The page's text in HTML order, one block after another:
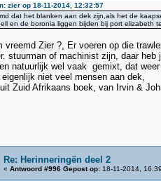
zier op 18-11-2014, 12:32:57
dat het blanken aan dek zijn,als het de
en de boronia liggen bijden bij port elizabeth
vreemd Zier ?, Er voeren op die
stuurman of machinist zijn, daar
natuurlijk wel vaak gemixt, dat
niet veel mensen aan dek,
Zuid Afrikaans boek, van Irvin &
Re: Herinneringën deel 2
« Antwoord #996 Gepost op: 18-11-2014,